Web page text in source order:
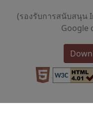
(รองรับการสนับสนุน
Google